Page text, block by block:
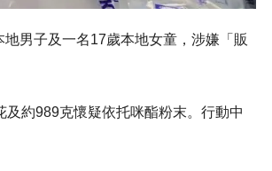
男子及一名17歲本地女童，涉嫌「販
約989克懷疑依托咪酯粉末。行動中